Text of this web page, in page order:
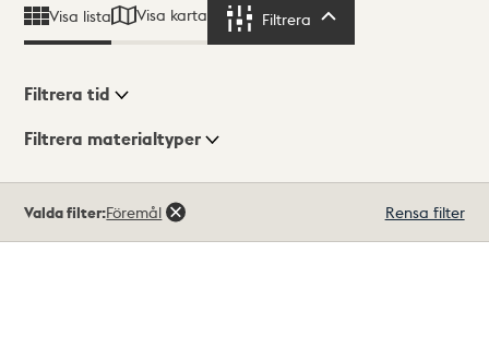
Visa lista Visa karta Filtrera
Visningsläge
Filtrera tid
Filtrera materialtyper
träffar
Valda filter:Föremål Rensa filter